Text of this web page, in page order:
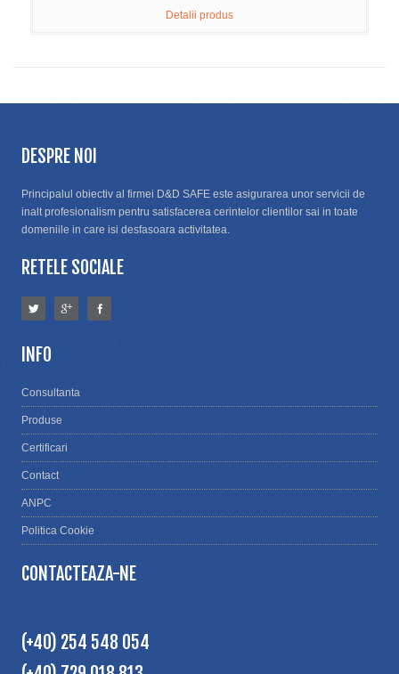
Detalii produs
DESPRE NOI
Principalul obiectiv al firmei D&D SAFE este asigurarea unor servicii de
inalt profesionalism pentru satisfacerea cerintelor clientilor sai in toate
domeniile in care isi desfasoara activitatea.
RETELE SOCIALE
INFO
Consultanta
Produse
Certificari
Contact
ANPC
Politica Cookie
CONTACTEAZA-NE
(+40) 254 548 054